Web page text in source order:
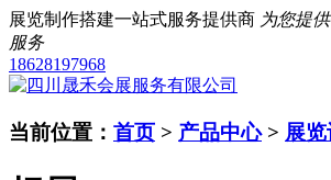
展览制作搭建一站式服务提供商 为您提
服务
18628197968
当前位置： 首页 > 产品中心> 展